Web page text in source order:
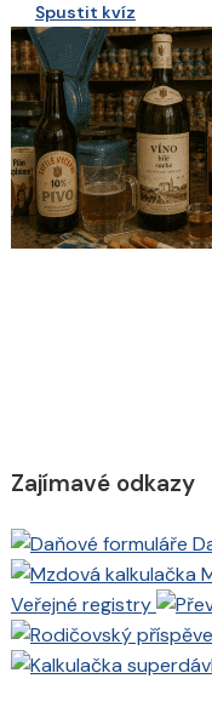
Spustit kvíz
Zajímavé odkazy
Veřejné registry